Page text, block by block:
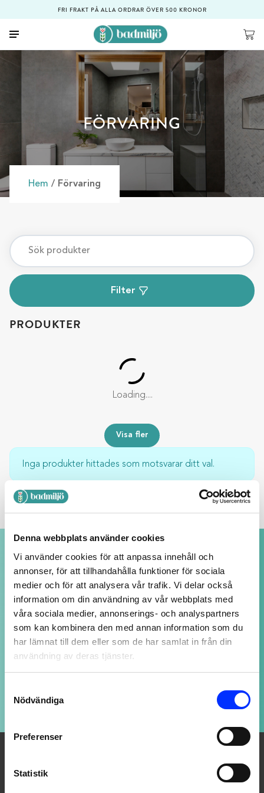
Denna webbplats använder cookies
Vi använder cookies för att anpassa innehåll och
annonser, för att tillhandahålla funktioner för sociala
medier och för att analysera vår trafik. Vi delar också
information om din användning av vår webbplats med
våra sociala medier, annonserings- och analyspartners
som kan kombinera den med annan information som du
har lämnat till dem eller som de har samlat in från din
användning av deras tjänster.
Selection
Nödvändiga
Preferenser
Statistik
FRI FRAKT PÅ ALLA ORDRAR ÖVER 500 KRONOR
FÖRVARING
Hem / Förvaring
Filter
PRODUKTER
Loading....
Visa fler
Inga produkter hittades som motsvarar ditt val.
NOGGRANT UTVALDA PRODUKTER
av högsta kvalitet
SUPPORT ALLTID ÖPPEN
Vi svarar på ditt mail så snart vi kan - även
kvällar och helger, fast med längre svarstid.
Upp till 20% rabatt för medlemmar